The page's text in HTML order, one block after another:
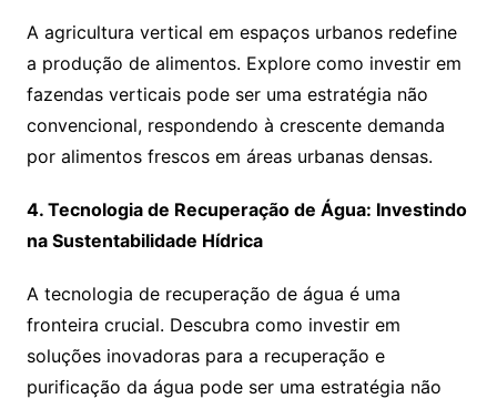
A agricultura vertical em espaços urbanos redefine
a produção de alimentos. Explore como investir em
fazendas verticais pode ser uma estratégia não
convencional, respondendo à crescente demanda
por alimentos frescos em áreas urbanas densas.
4. Tecnologia de Recuperação de Água: Investindo
na Sustentabilidade Hídrica
A tecnologia de recuperação de água é uma
fronteira crucial. Descubra como investir em
soluções inovadoras para a recuperação e
purificação da água pode ser uma estratégia não